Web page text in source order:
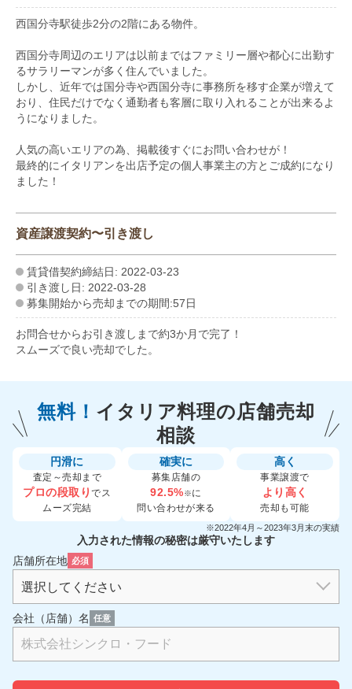
西国分寺駅徒歩2分の2階にある物件。
西国分寺周辺のエリアは以前まではファミリー層や都心に出勤す
るサラリーマンが多く住んでいました。
しかし、近年では国分寺や西国分寺に事務所を移す企業が増えて
おり、住民だけでなく通勤者も客層に取り入れることが出来るよ
うになりました。
人気の高いエリアの為、掲載後すぐにお問い合わせが！
最終的にイタリアンを出店予定の個人事業主の方とご成約になり
ました！
資産譲渡契約〜引き渡し
賃貸借契約締結日: 2022-03-23
引き渡し日: 2022-03-28
募集開始から売却までの期間:57日
お問合せからお引き渡しまで約3か月で完了！
スムーズで良い売却でした。
無料！ イタリア料理の店舗売却
相談
円滑に
査定～売却まで
プロの段取りでス
ムーズ完結
確実に
募集店舗の
92.5%※に
問い合わせが来る
高く
事業譲渡で
より高く
売却も可能
※2022年4月～2023年3月末の実績
入力された情報の秘密は厳守いたします
店舗所在地 必須
会社（店舗）名 任意